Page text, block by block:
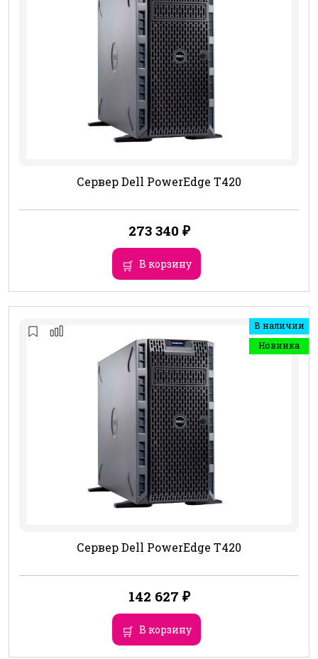
Сервер Dell PowerEdge T420
273 340 ₽
В корзину
В наличии
Новинка
Сервер Dell PowerEdge T420
142 627 ₽
В корзину